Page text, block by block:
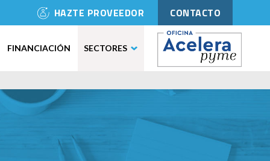
HAZTE PROVEEDOR CONTACTO
FINANCIACIÓN SECTORES